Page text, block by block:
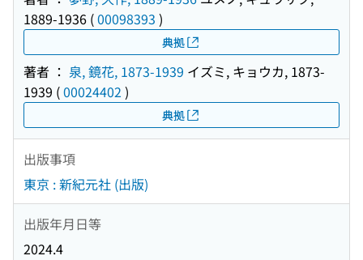
1889-1936 (00098393 )
典拠
著者 ： 泉, 鏡花, 1873-1939 イズミ, キョウカ, 1873-
1939 (00024402 )
典拠
出版事項
東京 : 新紀元社 (出版)
出版年月日等
2024.4